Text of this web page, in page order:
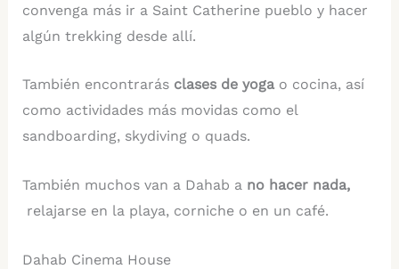
convenga más ir a Saint Catherine pueblo y hacer
algún trekking desde allí.
También encontrarás clases de yogao cocina, así
como actividades más movidas como el
sandboarding, skydiving o quads.
También muchos van a Dahab a no hacer nada,
relajarse en la playa, corniche o en un café.
Dahab Cinema House